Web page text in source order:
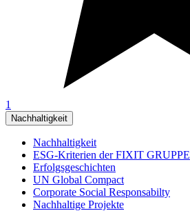
1
Nachhaltigkeit
Nachhaltigkeit
ESG-Kriterien der FIXIT GRUPPE
Erfolgsgeschichten
UN Global Compact
Corporate Social Responsabilty
Nachhaltige Projekte